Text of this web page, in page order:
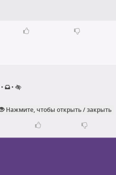
• •
Нажмите, чтобы открыть / закрыть